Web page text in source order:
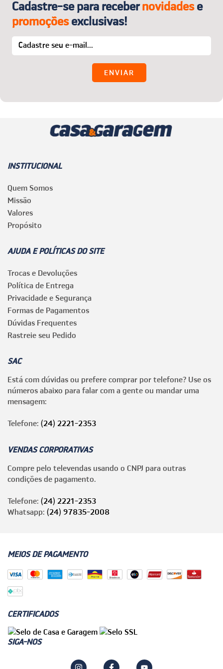
Cadastre-se para recebernovidadese
promoçõesexclusivas!
INSTITUCIONAL
Quem Somos
Missão
Valores
Propósito
AJUDA E POLÍTICAS DO SITE
Trocas e Devoluções
Política de Entrega
Privacidade e Segurança
Formas de Pagamentos
Dúvidas Frequentes
Rastreie seu Pedido
SAC
Está com dúvidas ou prefere comprar por telefone? Use os
números abaixo para falar com a gente ou mandar uma
mensagem:
Telefone: (24) 2221-2353
VENDAS CORPORATIVAS
Compre pelo televendas usando o CNPJ para outras
condições de pagamento.
Telefone: (24) 2221-2353
Whatsapp: (24) 97835-2008
MEIOS DE PAGAMENTO
CERTIFICADOS
SIGA-NOS